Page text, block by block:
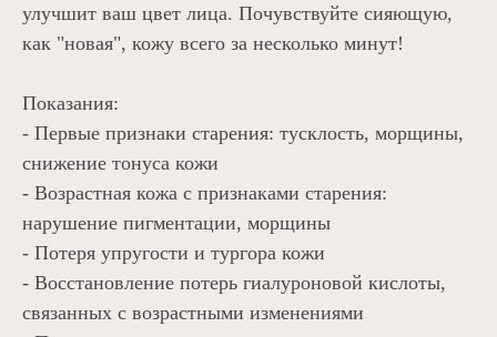
улучшит ваш цвет лица. Почувствуйте сияющую,
как "новая", кожу всего за несколько минут!
Показания:
- Первые признаки старения: тусклость, морщины,
снижение тонуса кожи
- Возрастная кожа с признаками старения:
нарушение пигментации, морщины
- Потеря упругости и тургора кожи
- Восстановление потерь гиалуроновой кислоты,
связанных с возрастными изменениями